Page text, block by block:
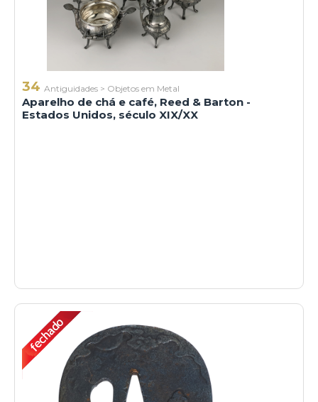
34 Antiguidades > Objetos em Metal
Aparelho de chá e café, Reed & Barton -
Estados Unidos, século XIX/XX